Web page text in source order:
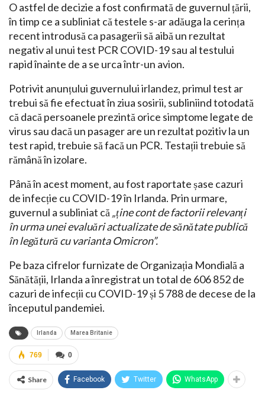
O astfel de decizie a fost confirmată de guvernul țării,
în timp ce a subliniat că testele s-ar adăuga la cerința
recent introdusă ca pasagerii să aibă un rezultat
negativ al unui test PCR COVID-19 sau al testului
rapid înainte de a se urca într-un avion.
Potrivit anunțului guvernului irlandez, primul test ar
trebui să fie efectuat în ziua sosirii, subliniind totodată
că dacă persoanele prezintă orice simptome legate de
virus sau dacă un pasager are un rezultat pozitiv la un
test rapid, trebuie să facă un PCR. Testații trebuie să
rămână în izolare.
Până în acest moment, au fost raportate șase cazuri
de infecție cu COVID-19 în Irlanda. Prin urmare,
guvernul a subliniat că „ține cont de factorii relevanți
în urma unei evaluări actualizate de sănătate publică
în legătură cu varianta Omicron”.
Pe baza cifrelor furnizate de Organizația Mondială a
Sănătății, Irlanda a înregistrat un total de 606 852 de
cazuri de infecții cu COVID-19 și 5 788 de decese de la
începutul pandemiei.
Irlanda Marea Britanie
0
769
Share Facebook Twitter WhatsApp